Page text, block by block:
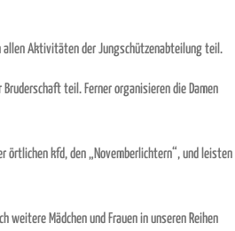
allen Aktivitäten der Jungschützenabteilung teil.
teil. Ferner organisieren die Damen
örtlichen kfd, den „Novemberlichtern“, und leisten
Mädchen und Frauen in unseren Reihen